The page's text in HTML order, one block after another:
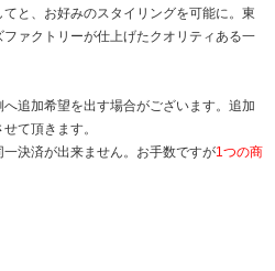
と、お好みのスタイリングを可能に。東
ァクトリーが仕上げたクオリティある一
追加希望を出す場合がございます。追加
て頂きます。
決済が出来ません。お手数ですが1つの商